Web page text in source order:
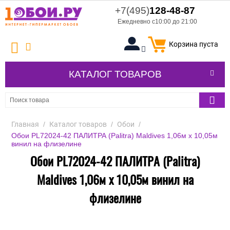
+7(495)128-48-87
Ежедневно с10:00 до 21:00
Корзина пуста
КАТАЛОГ ТОВАРОВ
Главная / Каталог товаров / Обои /
Обои PL72024-42 ПАЛИТРА (Palitra) Maldives 1,06м х 10,05м
винил на флизелине
Обои PL72024-42 ПАЛИТРА (Palitra)
Maldives 1,06м х 10,05м винил на
флизелине